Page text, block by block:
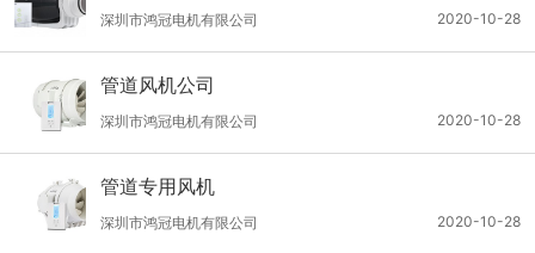
2020-10-28
深圳市鸿冠电机有限公司
管道风机公司
2020-10-28
深圳市鸿冠电机有限公司
管道专用风机
2020-10-28
深圳市鸿冠电机有限公司